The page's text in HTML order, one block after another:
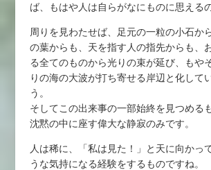
ば、もはや人は自らがなにものに思える
周りを見わたせば、足元の一粒の小石か
の葉からも、天を指す人の指先からも、
る全てのものから光りの束が延び、もや
りの海の大波が打ち寄せる岸辺と化して
う。
そしてこの出来事の一部始終を見つめる
沈黙の中に座す偉大な静寂のみです。
人は稀に、「私は見た！」と天に向かっ
うな気持になる経験をするものですね。